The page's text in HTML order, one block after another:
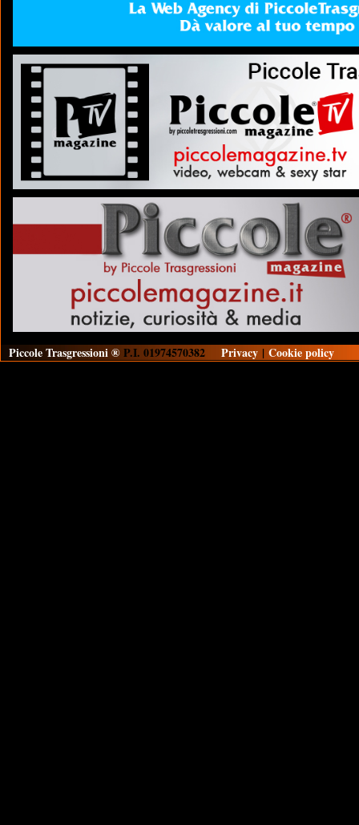
Piccole Trasgressioni ® P.I. 01974570382 Privacy | Cookie policy